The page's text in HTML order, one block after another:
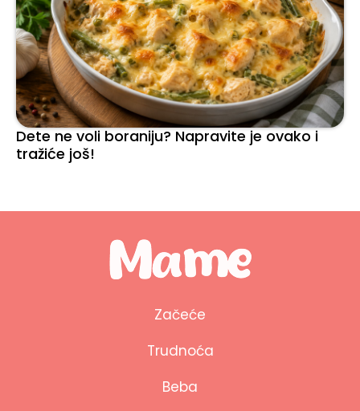
Dete ne voli boraniju? Napravite je ovako i
tražiće još!
Začeće
Trudnoća
Beba